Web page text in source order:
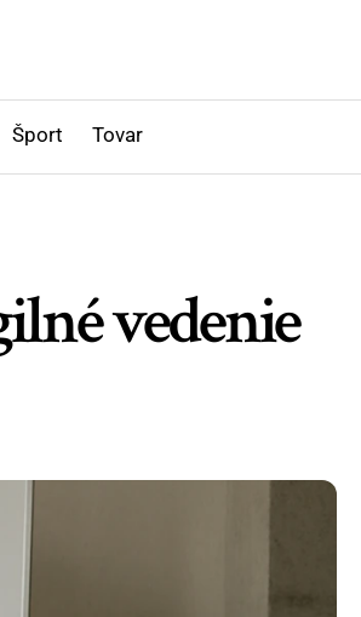
Šport Tovar
vedenie